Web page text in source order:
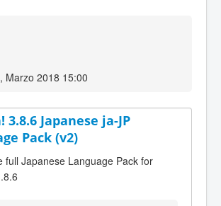
Marzo 2018 15:00
3.8.6 Japanese ja-JP
Pack (v2)
full Japanese Language Pack for